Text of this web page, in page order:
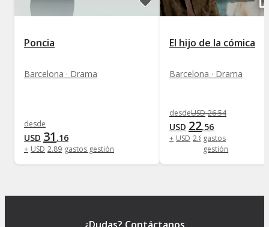
Poncia
Barcelona · Drama
desde
USD 31 .16
+ USD 2.89 gastos gestión
El hijo de la cómica
Barcelona · Drama
desdeUSD 26.54
USD 22.56
+ USD 2.89gastos
gestión